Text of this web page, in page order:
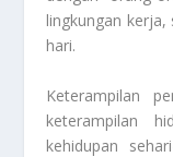
lingkungan kerja,
hari.
Keterampilan
keterampilan
kehidupan